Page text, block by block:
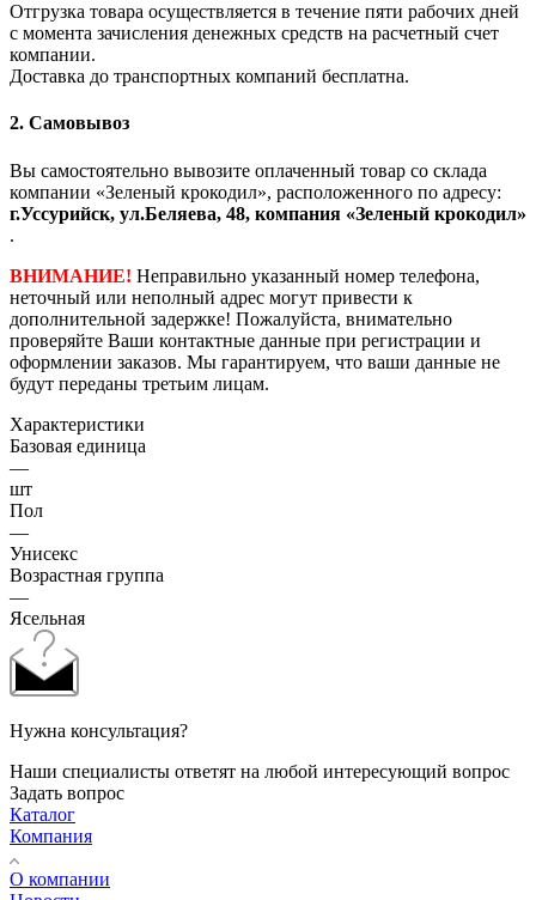
Отгрузка товара осуществляется в течение пяти рабочих дней
с момента зачисления денежных средств на расчетный счет
компании.
Доставка до транспортных компаний бесплатна.
2. Самовывоз
Вы самостоятельно вывозите оплаченный товар со склада
компании «Зеленый крокодил», расположенного по адресу:
г.Уссурийск, ул.Беляева, 48, компания «Зеленый крокодил»
.
ВНИМАНИЕ! Неправильно указанный номер телефона,
неточный или неполный адрес могут привести к
дополнительной задержке! Пожалуйста, внимательно
проверяйте Ваши контактные данные при регистрации и
оформлении заказов. Мы гарантируем, что ваши данные не
будут переданы третьим лицам.
Характеристики
Базовая единица
—
шт
Пол
—
Унисекс
Возрастная группа
—
Ясельная
Нужна консультация?
Наши специалисты ответят на любой интересующий вопрос
Задать вопрос
Каталог
Компания
О компании